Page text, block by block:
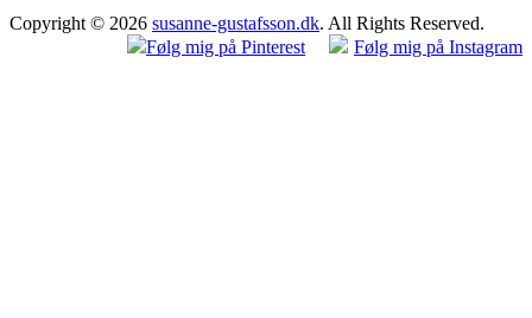
Copyright © 2026 susanne-gustafsson.dk. All Rights Reserved.
Følg mig på Pinterest
Følg mig på Instagram